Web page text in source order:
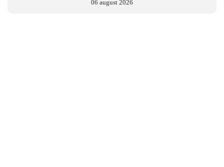
06 august 2026